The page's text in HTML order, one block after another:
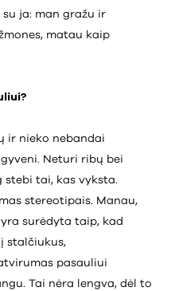
ja: man gražu ir
matau kaip
ir nieko nebandai
Neturi ribų bei
stebi tai, kas vyksta.
stereotipais. Manau,
surėdyta taip, kad
stalčiukus,
pasauliui
Tai nėra lengva, dėl to